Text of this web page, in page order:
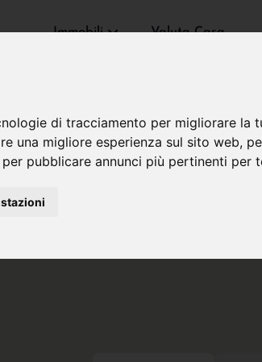
di tracciamento per migliorare la
una migliore esperienza sul sito web,
per pubblicare annunci più pertinenti per
Immobili Valuta Casa